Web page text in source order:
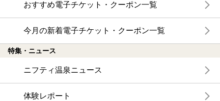
おすすめ電子チケット・クーポン一覧
今月の新着電子チケット・クーポン一覧
特集・ニュース
ニフティ温泉ニュース
体験レポート